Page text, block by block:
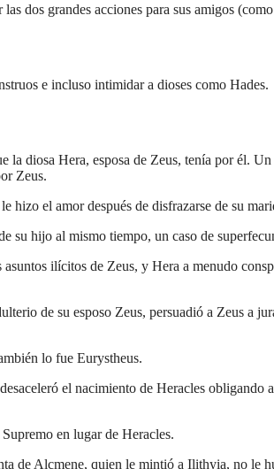
dos grandes acciones para sus amigos
e incluso intimidar a dioses como Hades.
diosa Hera, esposa de Zeus, tenía por él.
Zeus.
el amor después de disfrazarse de su
su hijo al mismo tiempo, un caso de
ilícitos de Zeus, y Hera a menudo
de su esposo Zeus, persuadió a Zeus a
lo fue Eurystheus.
el nacimiento de Heracles obligando
en lugar de Heracles.
de Alcmene, quien le mintió a Ilithyia, no le